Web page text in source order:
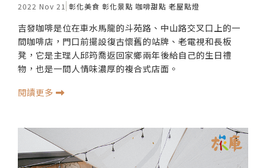
2022 Nov 21 彰化美食 彰化景點 咖啡甜點 老屋點燈
吉發咖啡是位在車水馬龍的斗苑路、中山路交叉口上的一
間咖啡店，門口前擺設復古懷舊的站牌、老電視和長板
凳，它是主理人邱筠喬返回家鄉兩年後給自己的生日禮
物，也是一間人情味濃厚的複合式店面。
閱讀更多